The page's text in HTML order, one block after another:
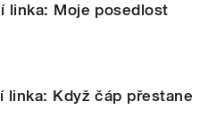
linka: Moje posedlost
linka: Když čáp přestane